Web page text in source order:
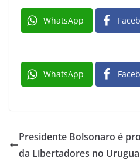
WhatsApp
WhatsApp
Presidente Bolsonaro é
da Libertadores no